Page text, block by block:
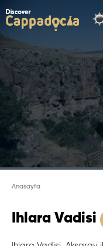
Anasayfa
Ihlara Vadisi